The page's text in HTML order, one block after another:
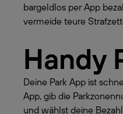
bargeldlos per App
vermeide teure
Handy
Deine Park App ist
App, gib die
und wählst deine